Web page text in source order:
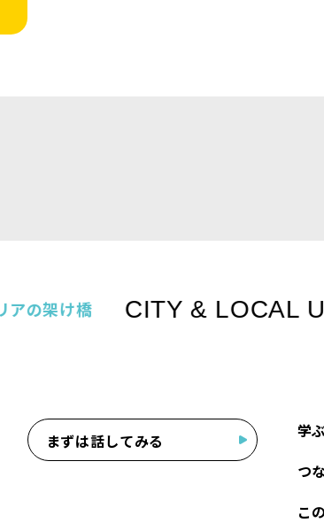
の架け橋 CITY & LOCAL
まずは話してみる
学ぶ
つ
こ